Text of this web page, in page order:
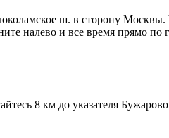
ш. в сторону Москвы.
налево и все время прямо по
8 км до указателя